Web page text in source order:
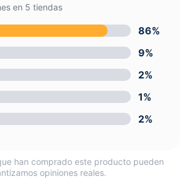
en 5 tiendas
86%
9%
2%
1%
2%
han comprado este producto pueden
opiniones reales.